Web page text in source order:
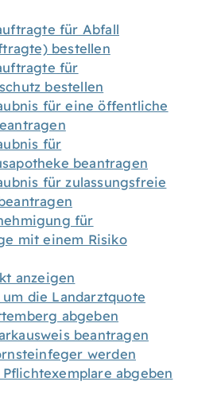
für Abfall
bestellen
für
bestellen
für eine öffentliche
für
beantragen
für zulassungsfreie
für
mit einem Risiko
anzeigen
die Landarztquote
abgeben
beantragen
werden
abgeben